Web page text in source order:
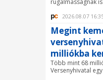
rugalmasságnak
2026.08.07
Megint
milliókba
Több mint 68
Versenyhivatal